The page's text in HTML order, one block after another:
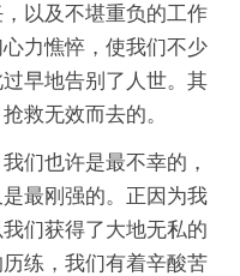
以及不堪重负的工作
力憔悴，使我们不少
早地告别了人世。其
救无效而去的。
们也许是最不幸的，
最刚强的。正因为我
们获得了大地无私的
练，我们有着辛酸苦